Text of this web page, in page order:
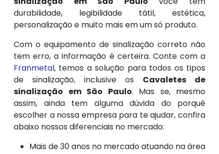
durabilidade, legibilidade tátil, estética,
personalização e muito mais em um só produto.
Com o equipamento de sinalização correto não
tem erro, a informação é certeira. Conte com a
Franmetal, temos a solução para todos os tipos
de sinalização, inclusive os Cavaletes de
sinalização em São Paulo. Mas se, mesmo
assim, ainda tem alguma dúvida do porquê
escolher a nossa empresa para te ajudar, confira
abaixo nossos diferenciais no mercado:
Mais de 30 anos no mercado atuando na área